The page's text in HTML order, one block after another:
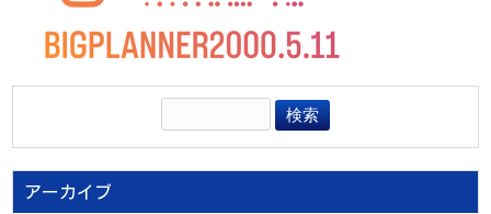
アーカイブ